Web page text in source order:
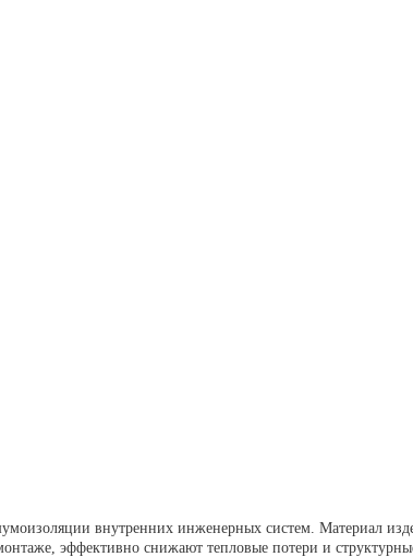
внутренних инженерных систем. Материал
эффективно снижают тепловые потери и